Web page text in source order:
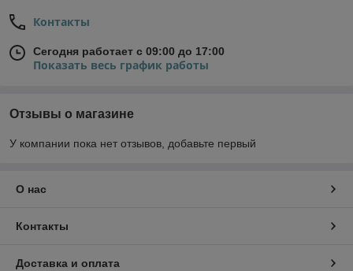
Контакты
Сегодня работает с 09:00 до 17:00
Показать весь график работы
Отзывы о магазине
У компании пока нет отзывов, добавьте первый
О нас
Контакты
Доставка и оплата